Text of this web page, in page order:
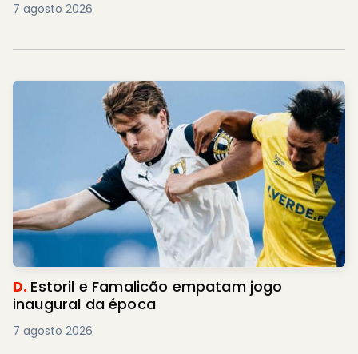
7 agosto 2026
D. Estoril e Famalicão empatam jogo
inaugural da época
7 agosto 2026